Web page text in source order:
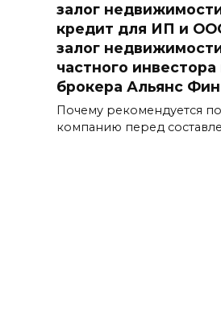
залог
кредит для ИП и
залог
частного инвестора
брокера Альянс
Почему рекомендуется
компанию перед